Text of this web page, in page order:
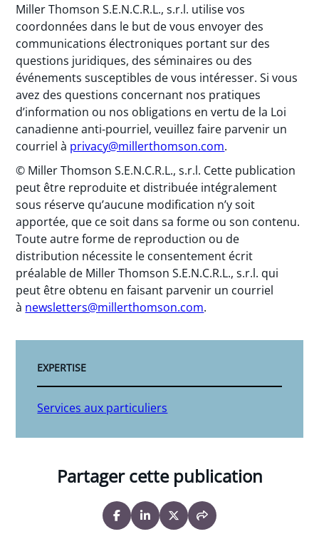
Miller Thomson S.E.N.C.R.L., s.r.l. utilise vos
coordonnées dans le but de vous envoyer des
communications électroniques portant sur des
questions juridiques, des séminaires ou des
événements susceptibles de vous intéresser. Si vous
avez des questions concernant nos pratiques
d’information ou nos obligations en vertu de la Loi
canadienne anti-pourriel, veuillez faire parvenir un
courriel à privacy@millerthomson.com.
© Miller Thomson S.E.N.C.R.L., s.r.l. Cette publication
peut être reproduite et distribuée intégralement
sous réserve qu’aucune modification n’y soit
apportée, que ce soit dans sa forme ou son contenu.
Toute autre forme de reproduction ou de
distribution nécessite le consentement écrit
préalable de Miller Thomson S.E.N.C.R.L., s.r.l. qui
peut être obtenu en faisant parvenir un courriel
à newsletters@millerthomson.com.
EXPERTISE
Services aux particuliers
Partager cette publication